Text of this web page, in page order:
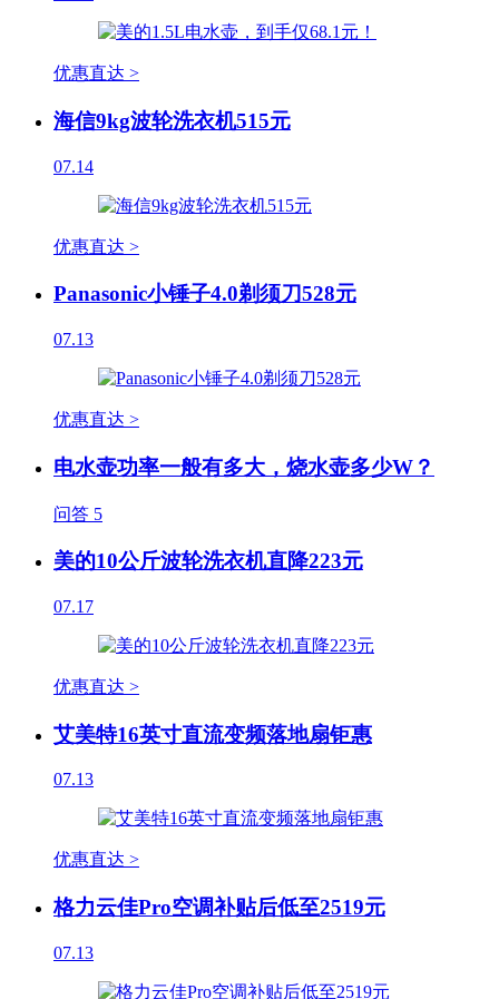
优惠直达 >
海信9kg波轮洗衣机515元
07.14
优惠直达 >
Panasonic小锤子4.0剃须刀528元
07.13
优惠直达 >
电水壶功率一般有多大，烧水壶多少W？
问答 5
美的10公斤波轮洗衣机直降223元
07.17
优惠直达 >
艾美特16英寸直流变频落地扇钜惠
07.13
优惠直达 >
格力云佳Pro空调补贴后低至2519元
07.13